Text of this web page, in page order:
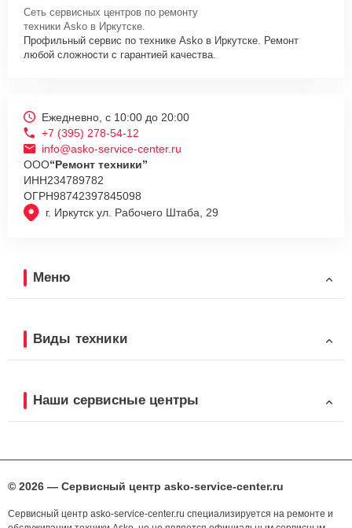
Сеть сервисных центров по ремонту
техники Asko в Иркутске.
Профильный сервис по технике Asko в Иркутске. Ремонт
любой сложности с гарантией качества.
г. Иркутск ул. Рабочего Штаба, 29
Ежедневно, с 10:00 до 20:00
+7 (395) 278-54-12
info@asko-service-center.ru
ООО“Ремонт техники”
ИНН234789782
ОГРН98742397845098
Меню
Виды техники
Наши сервисные центры
© 2026 — Сервисный центр asko-service-center.ru
Сервисный центр asko-service-center.ru специализируется на ремонте и